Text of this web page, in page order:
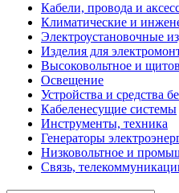
Кабели, провода и
Климатические и
Электроустановочные
Изделия для
Высоковольтное и
Освещение
Устройства и средства
Кабеленесущие системы
Инструменты, техника
Генераторы
Низковольтное и
Связь,